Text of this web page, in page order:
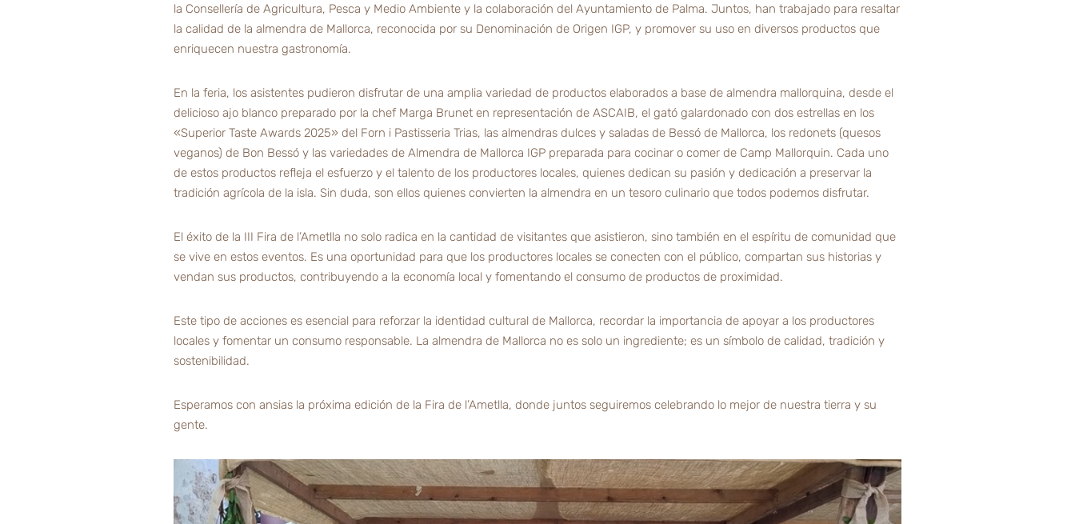
la Consellería de Agricultura, Pesca y Medio Ambiente y la colaboración del Ayuntamiento de Palma. Juntos, han trabajado para resaltar
la calidad de la almendra de Mallorca, reconocida por su Denominación de Origen IGP, y promover su uso en diversos productos que
enriquecen nuestra gastronomía.
En la feria, los asistentes pudieron disfrutar de una amplia variedad de productos elaborados a base de almendra mallorquina, desde el
delicioso ajo blanco preparado por la chef Marga Brunet en representación de ASCAIB, el gató galardonado con dos estrellas en los
«Superior Taste Awards 2025» del Forn i Pastisseria Trias, las almendras dulces y saladas de Bessó de Mallorca, los redonets (quesos
veganos) de Bon Bessó y las variedades de Almendra de Mallorca IGP preparada para cocinar o comer de Camp Mallorquin. Cada uno
de estos productos refleja el esfuerzo y el talento de los productores locales, quienes dedican su pasión y dedicación a preservar la
tradición agrícola de la isla. Sin duda, son ellos quienes convierten la almendra en un tesoro culinario que todos podemos disfrutar.
El éxito de la III Fira de l’Ametlla no solo radica en la cantidad de visitantes que asistieron, sino también en el espíritu de comunidad que
se vive en estos eventos. Es una oportunidad para que los productores locales se conecten con el público, compartan sus historias y
vendan sus productos, contribuyendo a la economía local y fomentando el consumo de productos de proximidad.
Este tipo de acciones es esencial para reforzar la identidad cultural de Mallorca, recordar la importancia de apoyar a los productores
locales y fomentar un consumo responsable. La almendra de Mallorca no es solo un ingrediente; es un símbolo de calidad, tradición y
sostenibilidad.
Esperamos con ansias la próxima edición de la Fira de l’Ametlla, donde juntos seguiremos celebrando lo mejor de nuestra tierra y su
gente.